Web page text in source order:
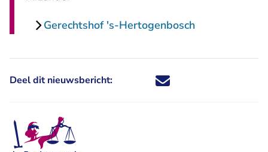
Gerechtshof 's-Hertogenbosch
Deel dit nieuwsbericht: Deel dit nieuwsbericht via X -
Deel dit nieuwsbericht via
Deel dit nieuwsbericht
Deel dit